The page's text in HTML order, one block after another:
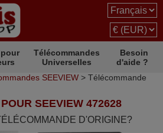
Télécommandes
Universelles
Besoin
d'aide ?
SEEVIEW > Télécommande
SEEVIEW 472628
D'ORIGINE?